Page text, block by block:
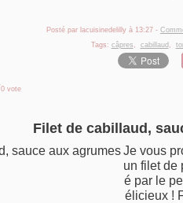
Posté par lacuisinedelilly à 13:27 -
Tags: câpres , cabillaud ,
0 vote
Filet de cabillaud,
Je vous
un filet de
é par le
élicieux !